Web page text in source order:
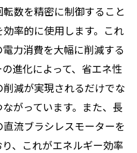
数を精密に制御すること
率的に使用します。これ
力消費を大幅に削減する
進化によって、省エネ性
減が実現されるだけでな
がっています。また、長
流ブラシレスモーターを
、これがエネルギー効率